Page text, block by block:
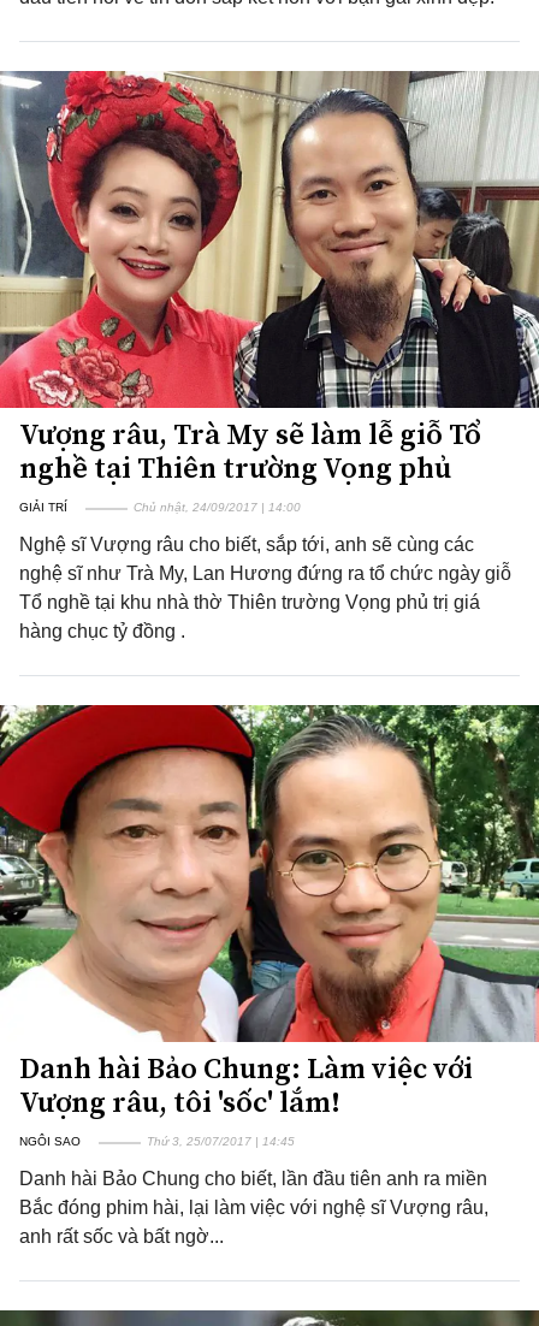
Vượng râu, Trà My sẽ làm lễ giỗ Tổ
nghề tại Thiên trường Vọng phủ
GIẢI TRÍ Chủ nhật, 24/09/2017 | 14:00
Nghệ sĩ Vượng râu cho biết, sắp tới, anh sẽ cùng các
nghệ sĩ như Trà My, Lan Hương đứng ra tổ chức ngày giỗ
Tổ nghề tại khu nhà thờ Thiên trường Vọng phủ trị giá
hàng chục tỷ đồng .
Danh hài Bảo Chung: Làm việc với
Vượng râu, tôi 'sốc' lắm!
NGÔI SAO Thứ 3, 25/07/2017 | 14:45
Danh hài Bảo Chung cho biết, lần đầu tiên anh ra miền
Bắc đóng phim hài, lại làm việc với nghệ sĩ Vượng râu,
anh rất sốc và bất ngờ...